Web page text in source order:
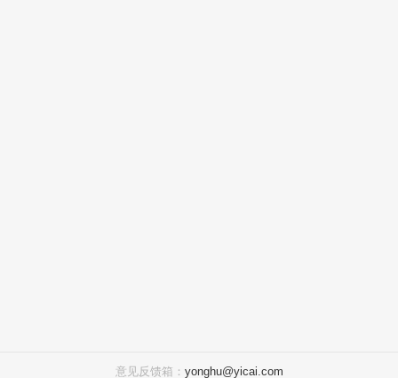
意见反馈箱： yonghu@yicai.com